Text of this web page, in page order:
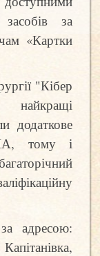
за
«Картки
"Кібер
найкращі
додаткове
тому і
адресою: